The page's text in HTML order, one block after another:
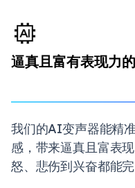
逼真且富有表现力
我们的AI变声器能精
感，带来逼真且富表
怒、悲伤到兴奋都能完